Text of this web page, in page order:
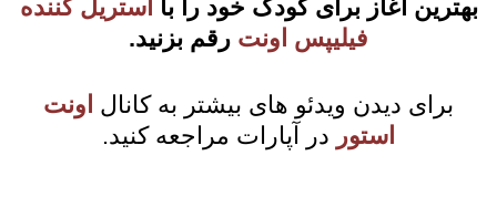
بهترین آغاز برای کودک خود را با استریل کننده
فیلیپس اونت رقم بزنید.
برای دیدن ویدئو های بیشتر به کانال اونت
استور در آپارات مراجعه کنید.